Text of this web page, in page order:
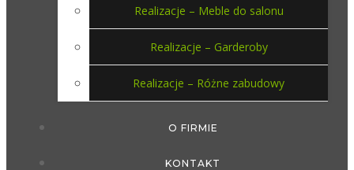
Realizacje – Meble do salonu
Realizacje – Garderoby
Realizacje – Różne zabudowy
O FIRMIE
KONTAKT